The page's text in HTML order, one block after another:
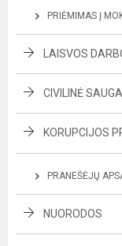
PRIĖMIMAS Į
LAISVOS
CIVILINĖ SAUGA
KORUPCIJOS
PRANEŠĖJŲ
NUORODOS